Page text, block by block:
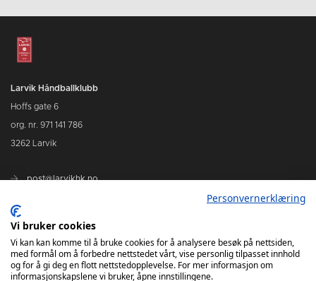
Larvik Håndballklubb
Hoffs gate 6
org. nr. 971 141 786
3262 Larvik
post@larvikhk.no
Personvernerklæring
Vi bruker cookies
Vi kan kan komme til å bruke cookies for å analysere besøk på nettsiden,
med formål om å forbedre nettstedet vårt, vise personlig tilpasset innhold
og for å gi deg en flott nettstedopplevelse. For mer informasjon om
informasjonskapslene vi bruker, åpne innstillingene.